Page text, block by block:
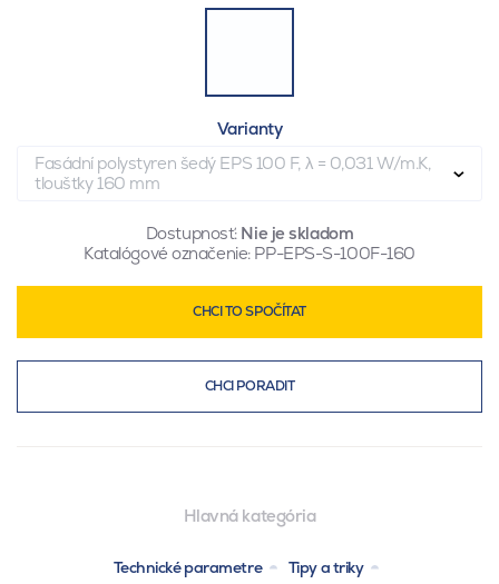
Varianty
Fasádní polystyren šedý EPS 100 F, λ = 0,031 W/m.K,
tloušťky 160 mm
Dostupnosť: Nie je skladom
Katalógové označenie: PP-EPS-S-100F-160
CHCI TO SPOČÍTAT
CHCI PORADIT
Hlavná kategória
Technické parametre
Tipy a triky